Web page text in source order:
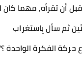
قبل أن تقرأه، مهما
ثم سأل بِاستغراب
حركة الفكرة الواحدة